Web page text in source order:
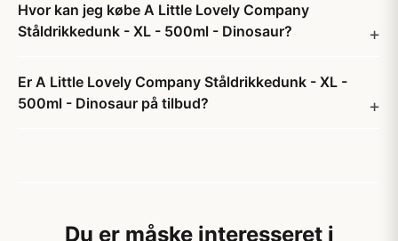
Hvor kan jeg købe A Little Lovely Company
Ståldrikkedunk - XL - 500ml - Dinosaur?
Er A Little Lovely Company Ståldrikkedunk - XL -
500ml - Dinosaur på tilbud?
Du er måske interesseret i